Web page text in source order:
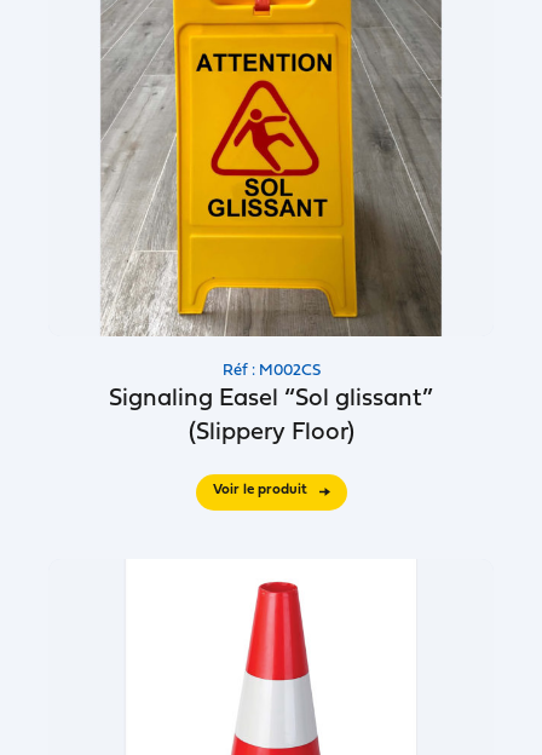
Réf : M002CS
Signaling Easel “Sol glissant”
(Slippery Floor)
Voir le produit